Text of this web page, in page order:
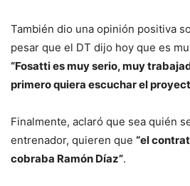
También dio una opinión positiva
pesar que el DT dijo hoy que es
“Fosatti es muy serio, muy
primero quiera escuchar el
Finalmente, aclaró que sea quién
entrenador, quieren que “el
cobraba Ramón Díaz”.